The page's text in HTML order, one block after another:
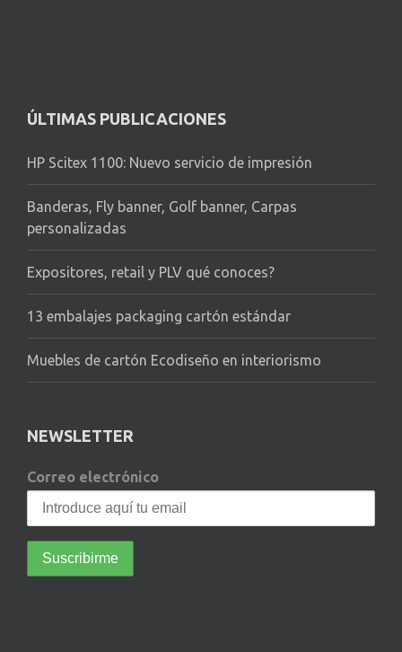
ÚLTIMAS PUBLICACIONES
HP Scitex 1100: Nuevo servicio de impresión
Banderas, Fly banner, Golf banner, Carpas
personalizadas
Expositores, retail y PLV qué conoces?
13 embalajes packaging cartón estándar
Muebles de cartón Ecodiseño en interiorismo
NEWSLETTER
Correo electrónico